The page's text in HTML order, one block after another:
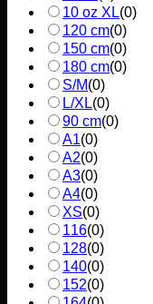
10 oz XL(0)
120 cm(0)
150 cm(0)
180 cm(0)
S/M(0)
L/XL(0)
90 cm(0)
A1(0)
A2(0)
A3(0)
A4(0)
XS(0)
116(0)
128(0)
140(0)
152(0)